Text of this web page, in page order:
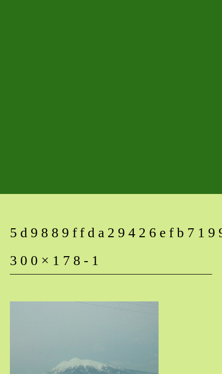
300×178-1